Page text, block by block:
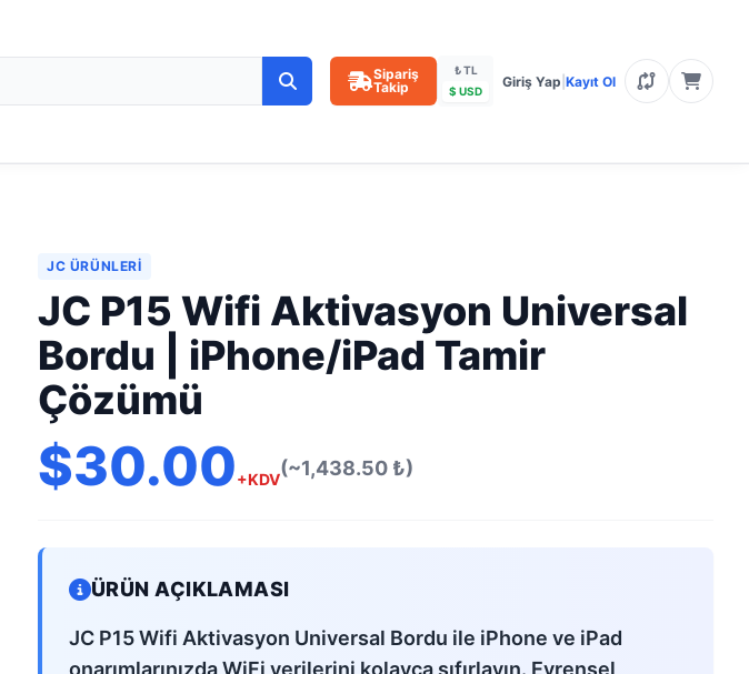
Sipariş
Takip
₺ TL
$ USD
Giriş Yap Kayıt Ol
JC ÜRÜNLERI
JC P15 Wifi Aktivasyon Universal
Bordu | iPhone/iPad Tamir
Çözümü
$30.00+KDV(~1,438.50 ₺)
ÜRÜN AÇIKLAMASI
JC P15 Wifi Aktivasyon Universal Bordu ile iPhone ve iPad
onarımlarınızda WiFi verilerini kolayca sıfırlayın. Evrensel